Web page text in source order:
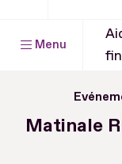
Menu
Matinale